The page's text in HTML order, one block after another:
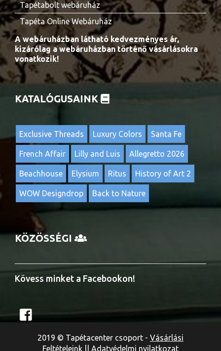
Tapétabolt webáruház
Tapéta Online Webáruház
A webáruházban látható kedvezményes ár,
kizárólag a webáruházban történő vásárlásokra
vonatkozik!
KATALÓGUSAINK
Exclusive Threads Luxury Colors Santa Fe
French Affair Lilly and Luis Allegretto 2026
Beachhouse Elysium Ritus History of Art 2
WOW Designdrop Back to Nature
KÖZÖSSÉGI
Kövess minket a Facebookon!
2019 © Tapétacenter csoport - Vásárlási
Feltételeink
Adatvédelmi nyilatkozat